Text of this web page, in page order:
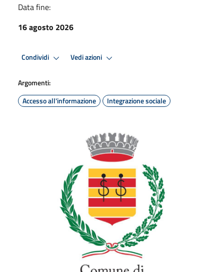
Data fine:
16 agosto 2026
Condividi Vedi azioni
Argomenti:
Accesso all'informazione
Integrazione sociale